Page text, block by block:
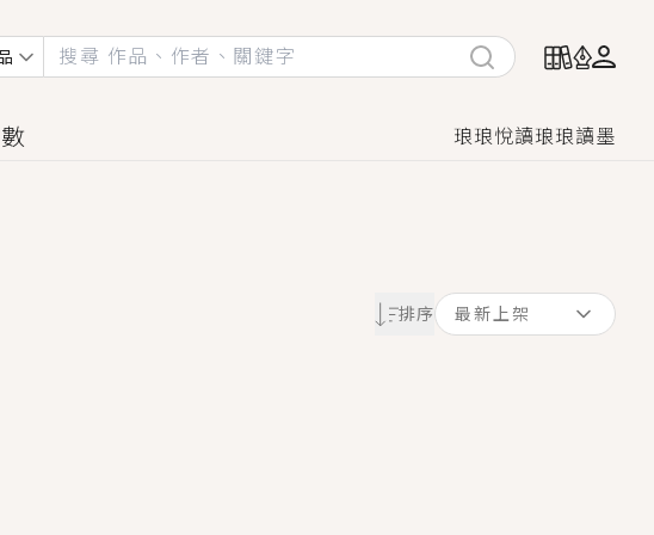
琅琅悅讀琅琅讀墨
別戀，她頭也不回找新歡，他居然還後悔了？
最推純愛GL漫畫！
〃°ω°〃)♡→
屍櫃？！
由自主追逐著她……
排序 最新上架